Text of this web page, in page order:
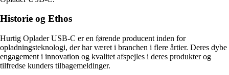
Historie og Ethos
Hurtig Oplader USB-C er en førende producent inden for
opladningsteknologi, der har været i branchen i flere årtier. Deres dybe
engagement i innovation og kvalitet afspejles i deres produkter og
tilfredse kunders tilbagemeldinger.